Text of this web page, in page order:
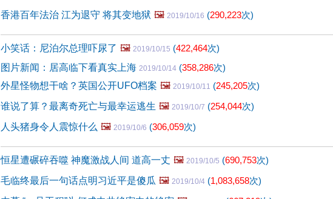
香港百年法治 江为退守 将其变地狱 🖼️ 2019/10/16 (290,223次)
小笑话：尼泊尔总理吓尿了 🖼️ 2019/10/15 (422,464次)
图片新闻：居高临下看真实上海 2019/10/14 (358,286次)
外星怪物想干啥？英国公开UFO档案 🖼️ 2019/10/11 (245,205次)
谁说了算？最离奇死亡与最幸运逃生 🖼️ 2019/10/7 (254,044次)
人头猪身令人震惊什么 🖼️ 2019/10/6 (306,059次)
恒星遭碾碎吞噬 神魔激战人间 道高一丈 🖼️ 2019/10/5 (690,753次)
毛临终最后一句话点明习近平是傻瓜 🖼️ 2019/10/4 (1,083,658次)